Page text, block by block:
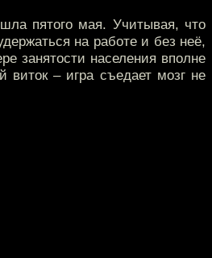
пятого мая. Учитывая, что
на работе и без неё,
занятости населения вполне
виток – игра съедает мозг не